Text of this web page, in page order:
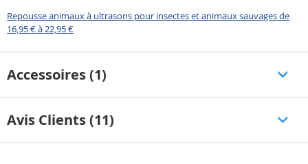
Repousse animaux à ultrasons pour insectes et animaux sauvages de
16,95 € à 22,95 €
Accessoires (1)
Avis Clients (11)